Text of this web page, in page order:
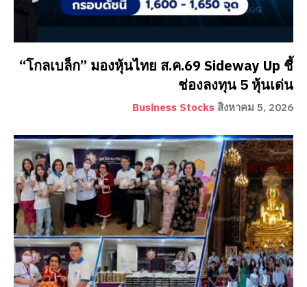
“โกลเบล็ก” มองหุ้นไทย ส.ค.69 Sideway Up ชี้
ช่องลงทุน 5 หุ้นเด่น
Business Stocks สิงหาคม 5, 2026